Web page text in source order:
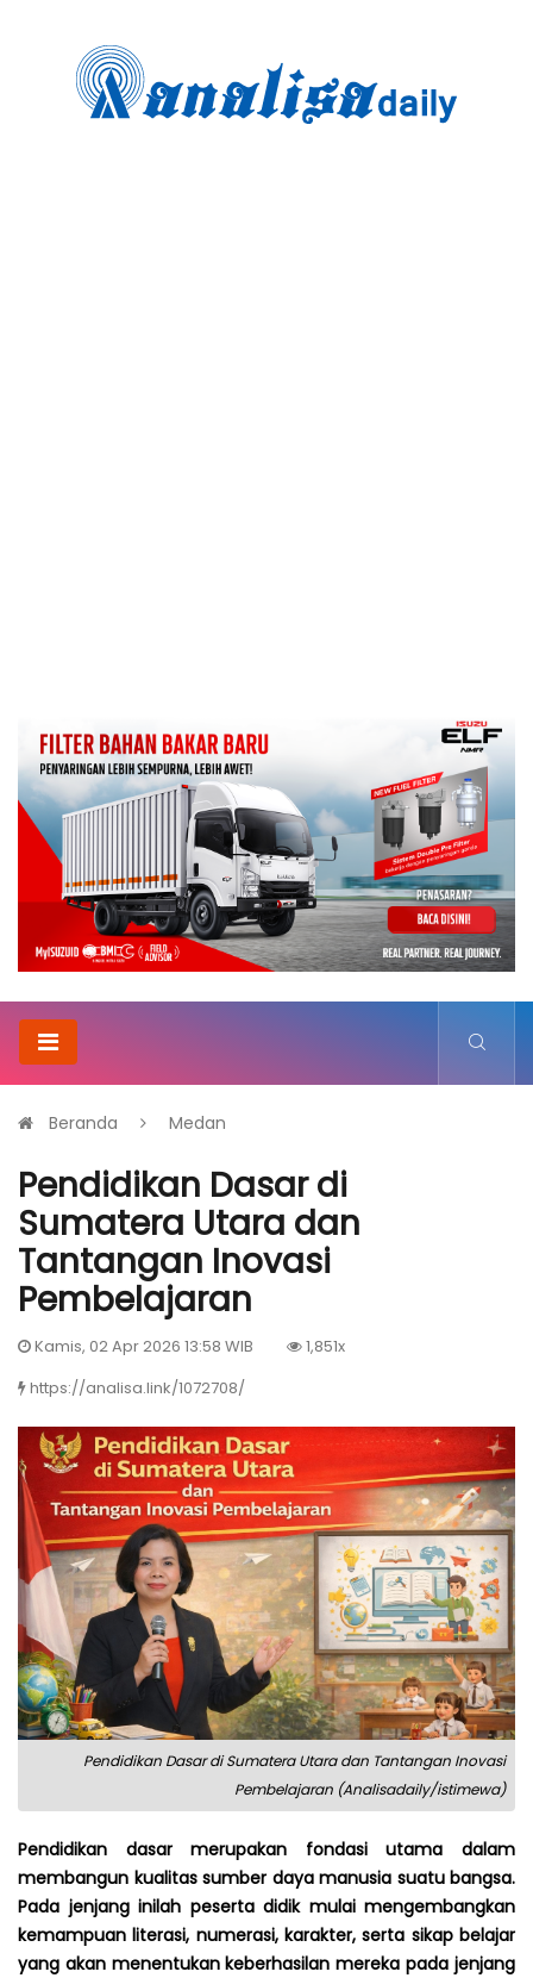
Beranda Medan
Pendidikan Dasar di
Sumatera Utara dan
Tantangan Inovasi
Pembelajaran
Kamis, 02 Apr 2026 13:58 WIB
1,851x
https://analisa.link/1072708/
Pendidikan Dasar di Sumatera Utara dan Tantangan Inovasi
Pembelajaran (Analisadaily/istimewa)
Pendidikan dasar merupakan fondasi utama dalam
membangun kualitas sumber daya manusia suatu bangsa.
Pada jenjang inilah peserta didik mulai mengembangkan
kemampuan literasi, numerasi, karakter, serta sikap belajar
yang akan menentukan keberhasilan mereka pada jenjang